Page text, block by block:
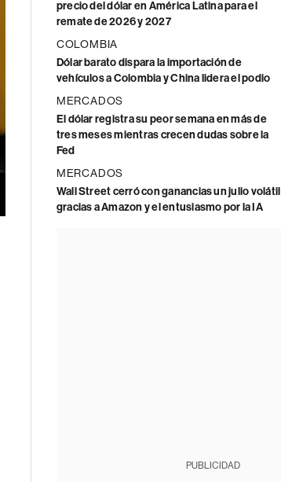
precio del dólar en América Latina para el
remate de 2026 y 2027
COLOMBIA
Dólar barato dispara la importación de
vehículos a Colombia y China lidera el podio
MERCADOS
El dólar registra su peor semana en más de
tres meses mientras crecen dudas sobre la
Fed
MERCADOS
Wall Street cerró con ganancias un julio volátil
gracias a Amazon y el entusiasmo por la IA
PUBLICIDAD